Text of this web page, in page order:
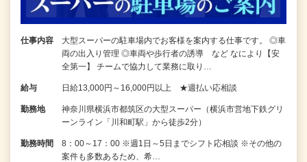
仕事内容
大型スーパーの駐車場内でお客様を案内する仕事です。 ◎車
両の出入り管理 ◎車両や歩行者の誘導 など なにより【安
全第一】 チームで協力して業務に取り…
給与 日給13,000円～16,000円以上 ★週払い応相談
勤務地
神奈川県横浜市都筑区の大型スーパー（横浜市営地下鉄グリ
ーンライン「川和町駅」から徒歩2分）
勤務時間
8：00～17：00 ※週1日～5日までシフト応相談 ※その他の
案件も多数あるため、希…